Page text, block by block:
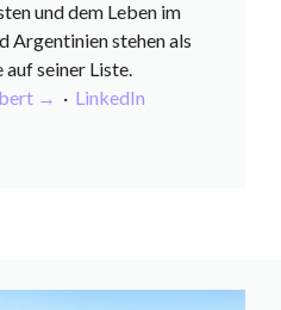
und dem Leben im
Argentinien stehen als
auf seiner Liste.
→ · LinkedIn